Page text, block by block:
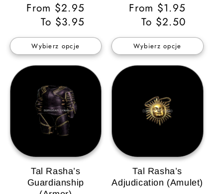
Cena
regularna
From $2.95
To $3.95
Wybierz opcje
Cena
regularna
From $1.95
To $2.50
Wybierz opcje
Tal Rasha’s
Guardianship
Tal Rasha’s
Adjudication (Amulet)